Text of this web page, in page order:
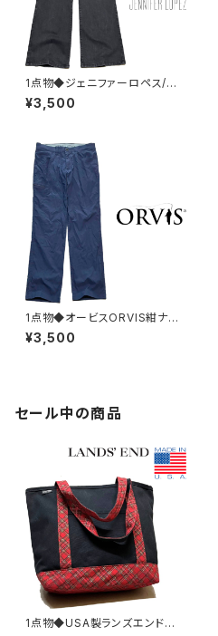
1点物◆ジェニファーロペス/ブ
ーツカット/ブラックジーンズ黒
デニムパンツ古着メンズレディー
¥3,500
1点物◆オービスORVIS紺ナイ
ロンストレッチパンツ中古チノパ
ン古着メンズ30レディースOK
¥3,500
セール中の商品
1点物◆USA製ランズエンド黒ト